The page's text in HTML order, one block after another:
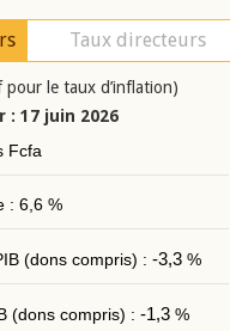
Taux directeurs
le taux d’inflation)
: 17 juin 2026
Fcfa
: 6,6 %
(dons compris) : -3,3%
(dons compris) : -1,3%